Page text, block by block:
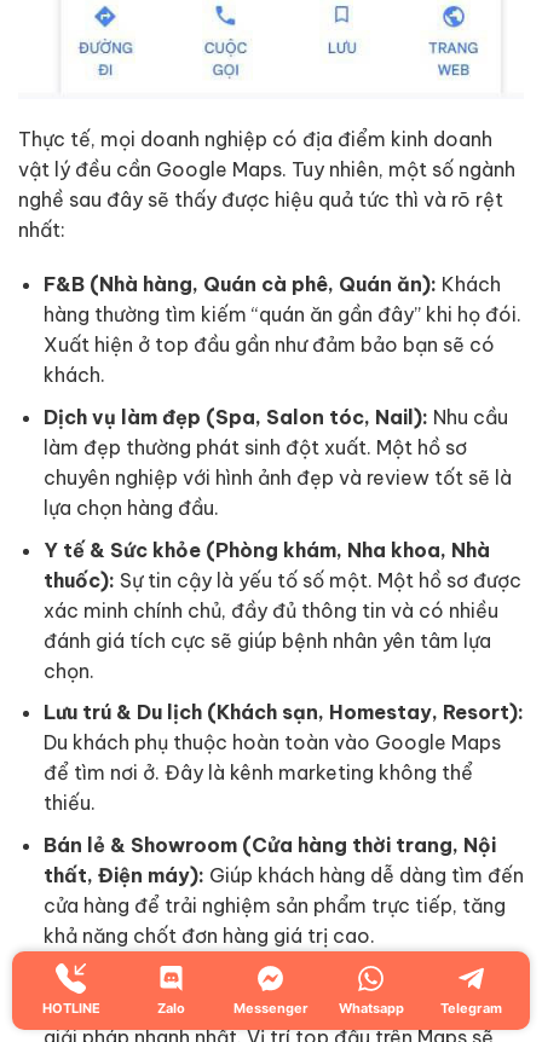
Thực tế, mọi doanh nghiệp có địa điểm kinh doanh
vật lý đều cần Google Maps. Tuy nhiên, một số ngành
nghề sau đây sẽ thấy được hiệu quả tức thì và rõ rệt
nhất:
F&B (Nhà hàng, Quán cà phê, Quán ăn): Khách
hàng thường tìm kiếm “quán ăn gần đây” khi họ đói.
Xuất hiện ở top đầu gần như đảm bảo bạn sẽ có
khách.
Dịch vụ làm đẹp (Spa, Salon tóc, Nail): Nhu cầu
làm đẹp thường phát sinh đột xuất. Một hồ sơ
chuyên nghiệp với hình ảnh đẹp và review tốt sẽ là
lựa chọn hàng đầu.
Y tế & Sức khỏe (Phòng khám, Nha khoa, Nhà
thuốc): Sự tin cậy là yếu tố số một. Một hồ sơ được
xác minh chính chủ, đầy đủ thông tin và có nhiều
đánh giá tích cực sẽ giúp bệnh nhân yên tâm lựa
chọn.
Lưu trú & Du lịch (Khách sạn, Homestay, Resort):
Du khách phụ thuộc hoàn toàn vào Google Maps
để tìm nơi ở. Đây là kênh marketing không thể
thiếu.
Bán lẻ & Showroom (Cửa hàng thời trang, Nội
thất, Điện máy): Giúp khách hàng dễ dàng tìm đến
cửa hàng để trải nghiệm sản phẩm trực tiếp, tăng
khả năng chốt đơn hàng giá trị cao.
Dịch vụ sửa chữa & Bảo trì (Sửa điện thoại, Điện
lạnh, Sửa xe):Khi gặp sự cố, khách hàng cần một
HOTLINE Zalo Messenger Whatsapp Telegram